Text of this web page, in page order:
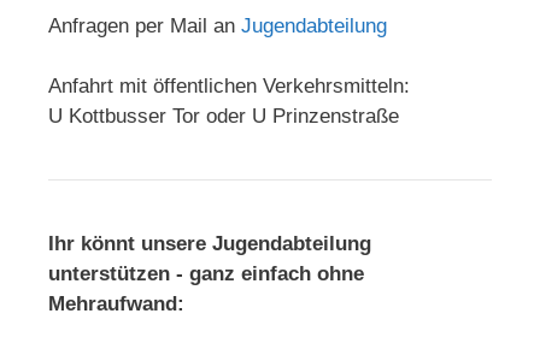
Anfragen per Mail an Jugendabteilung
Anfahrt mit öffentlichen Verkehrsmitteln:
U Kottbusser Tor oder U Prinzenstraße
Ihr könnt unsere Jugendabteilung
unterstützen - ganz einfach ohne
Mehraufwand: